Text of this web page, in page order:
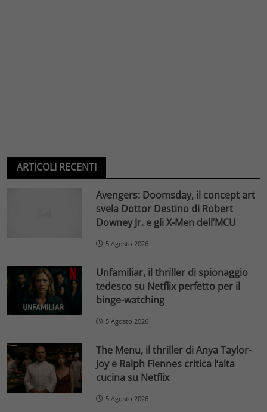
ARTICOLI RECENTI
Avengers: Doomsday, il concept art
svela Dottor Destino di Robert
Downey Jr. e gli X-Men dell’MCU
5 Agosto 2026
Unfamiliar, il thriller di spionaggio
tedesco su Netflix perfetto per il
binge-watching
5 Agosto 2026
The Menu, il thriller di Anya Taylor-
Joy e Ralph Fiennes critica l’alta
cucina su Netflix
5 Agosto 2026